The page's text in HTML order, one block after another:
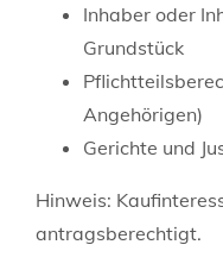
Inhaber oder
Grundstück
Angehörigen)
Gerichte und
Hinweis:
antragsberechtigt.